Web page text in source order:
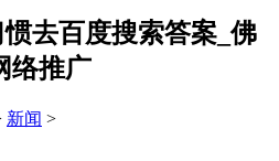
去百度搜索答案_佛
络推广
新闻 >